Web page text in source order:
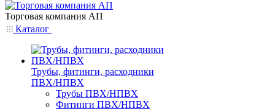
Торговая компания АП
Каталог
Трубы, фитинги, расходники
ПВХ/НПВХ
Трубы ПВХ/НПВХ
Фитинги ПВХ/НПВХ